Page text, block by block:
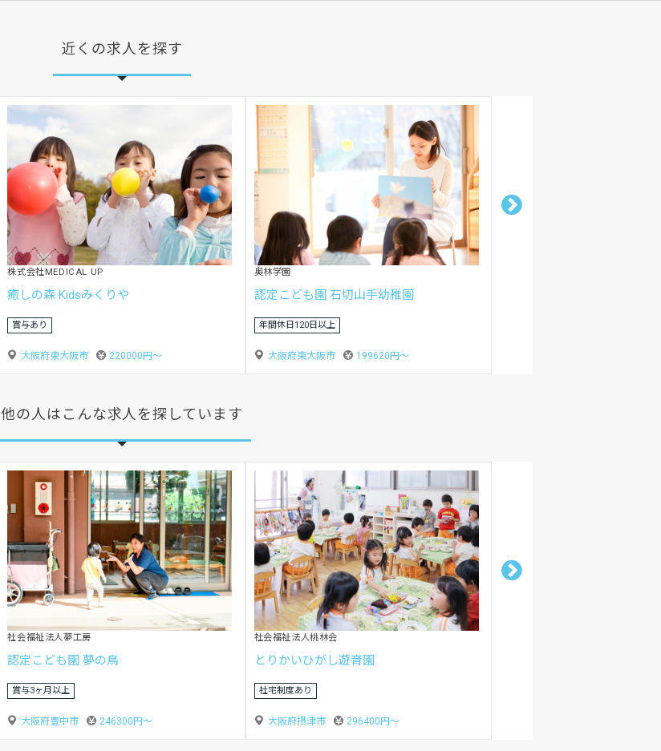
近くの求人を探す
社会福祉法人玄清会
認定こども園 西若宮こども園
研修制度あり
大阪府東大阪市 207550円〜
社会福祉法人玄清会
認定こども園 若宮森の子こども園
研修制度あり
大阪府東大阪市 207550円〜
他の人はこんな求人を探しています
社会福祉法人そうび会
ふじみ保育園
社宅制度あり
大阪府藤井寺市 254720円〜
社会福祉法人桃林会
せっつ遊育園
社宅制度あり
大阪府摂津市 296400円〜